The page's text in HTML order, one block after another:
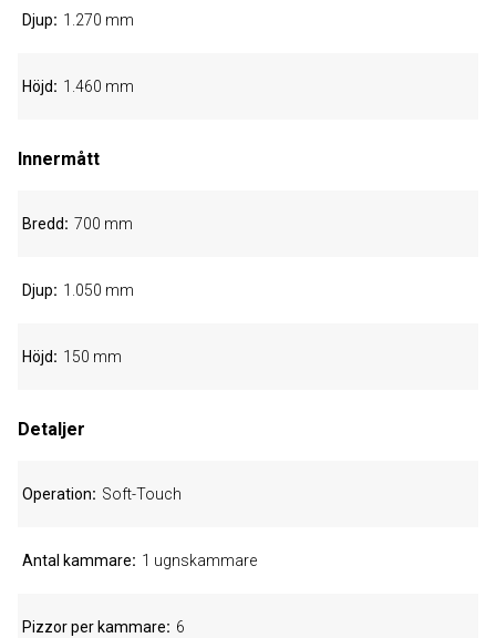
Djup 1.270 mm
Höjd 1.460 mm
Innermått
Bredd 700 mm
Djup 1.050 mm
Höjd 150 mm
Detaljer
Operation Soft-Touch
Antal kammare 1 ugnskammare
Pizzor per kammare 6